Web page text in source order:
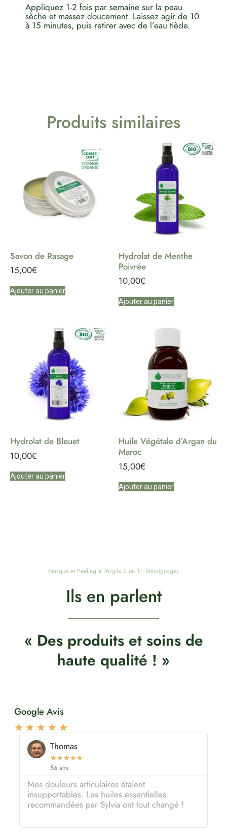
Appliquez 1-2 fois par semaine sur la peau
sèche et massez doucement. Laissez agir de 10
à 15 minutes, puis retirer avec de l’eau tiède.
Produits similaires
Savon de Rasage
15,00€
Ajouter au panier
Hydrolat de Menthe
Poivrée
10,00€
Ajouter au panier
Hydrolat de Bleuet
10,00€
Ajouter au panier
Huile Végétale d’Argan du
Maroc
15,00€
Ajouter au panier
Masque et Peeling à l’Argile 2 en 1 - Témoignages
Ils en parlent
« Des produits et soins de
haute qualité ! »
Google Avis
★ ★ ★ ★ ★
Thomas
★★★★★
56 ans
Mes douleurs articulaires étaient
insupportables. Les huiles essentielles
recommandées par Sylvia ont tout changé !